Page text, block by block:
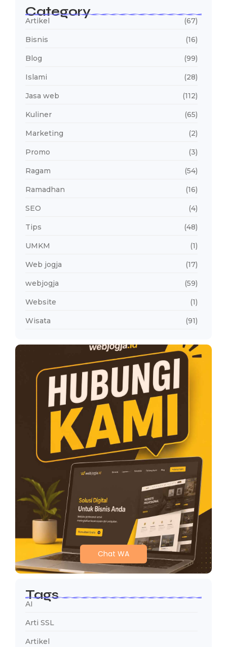
Category
Artikel (67)
Bisnis (16)
Blog (99)
Islami (28)
Jasa web (112)
Kuliner (65)
Marketing (2)
Promo (3)
Ragam (54)
Ramadhan (16)
SEO (4)
Tips (48)
UMKM (1)
Web jogja (17)
webjogja (59)
Website (1)
Wisata (91)
Chat WA
Tags
AI
Arti SSL
Artikel